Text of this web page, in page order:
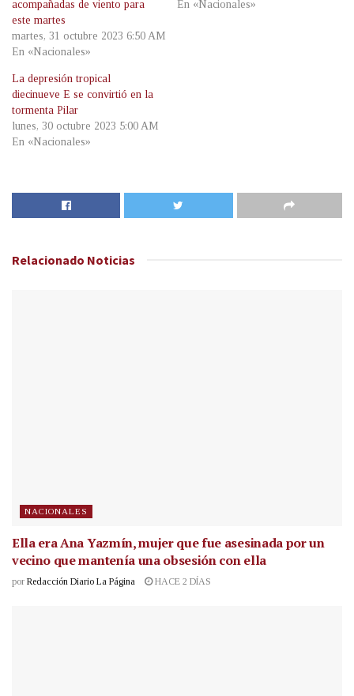
acompañadas de viento para
este martes
martes, 31 octubre 2023 6:50 AM
En «Nacionales»
En «Nacionales»
La depresión tropical
diecinueve E se convirtió en la
tormenta Pilar
lunes, 30 octubre 2023 5:00 AM
En «Nacionales»
Relacionado Noticias
NACIONALES
Ella era Ana Yazmín, mujer que fue asesinada por un
vecino que mantenía una obsesión con ella
por Redacción Diario La Página HACE 2 DÍAS